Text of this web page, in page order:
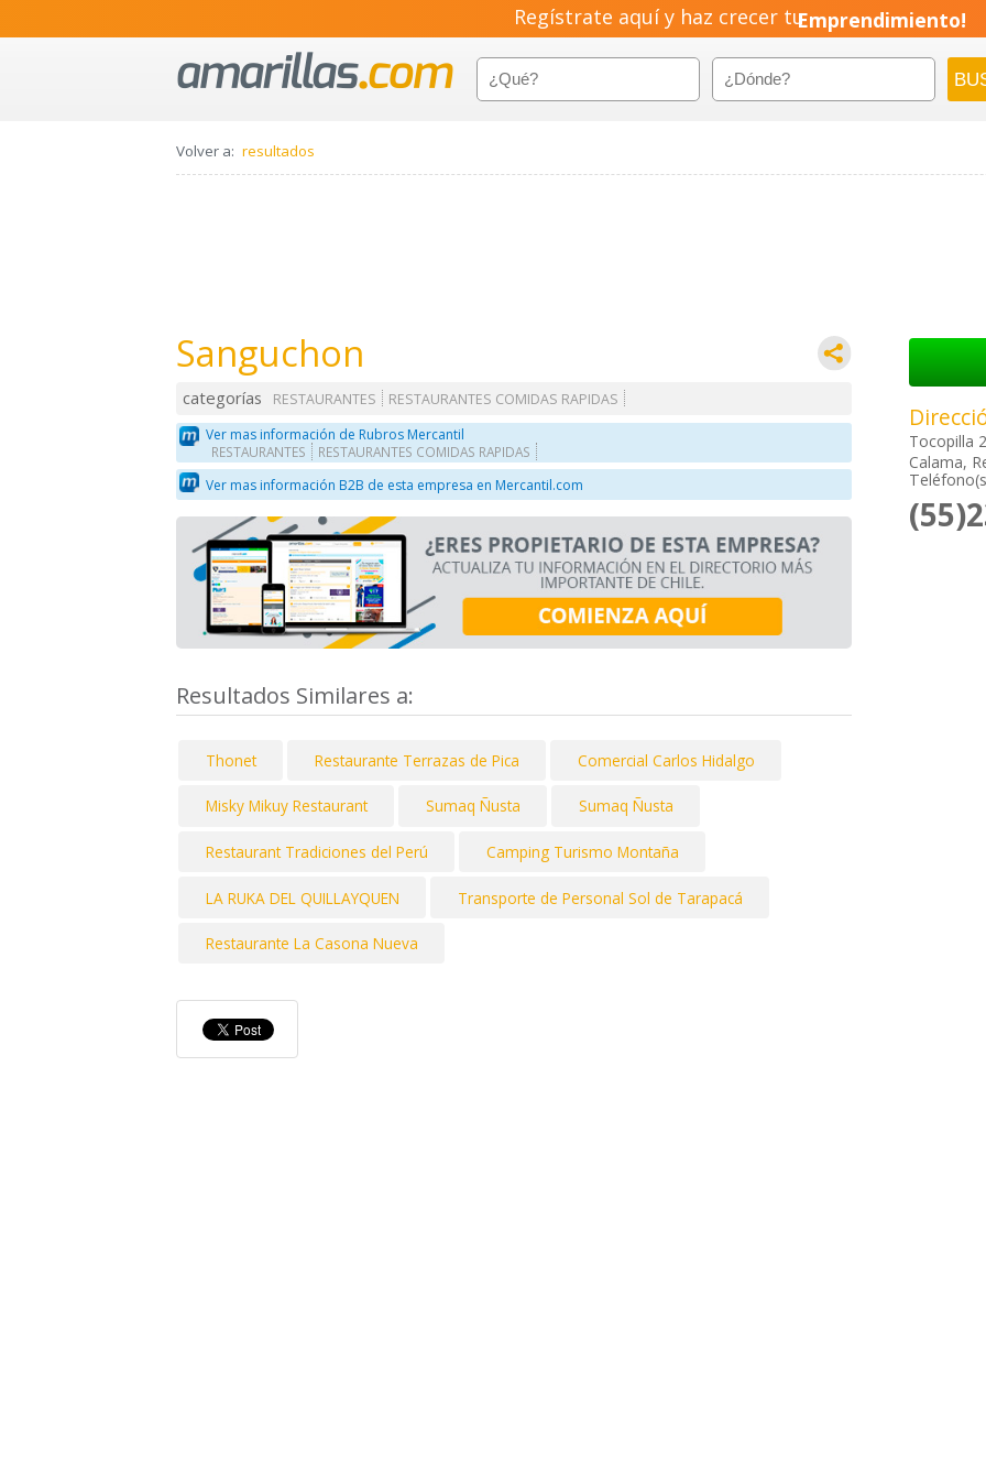
Regístrate aquí y haz crecer tuEmprendimiento!
Volver a: resultados
Sanguchon
categorías RESTAURANTES
RESTAURANTES COMIDAS RAPIDAS
Ver mas información de Rubros Mercantil
RESTAURANTES RESTAURANTES COMIDAS RAPIDAS
Ver mas información B2B de esta empresa en Mercantil.com
Resultados Similares a:
Thonet Restaurante Terrazas de Pica Comercial Carlos Hidalgo
Misky Mikuy Restaurant Sumaq Ñusta Sumaq Ñusta
Restaurant Tradiciones del Perú Camping Turismo Montaña
LA RUKA DEL QUILLAYQUEN Transporte de Personal Sol de Tarapacá
Restaurante La Casona Nueva
Tocopilla
Calama,